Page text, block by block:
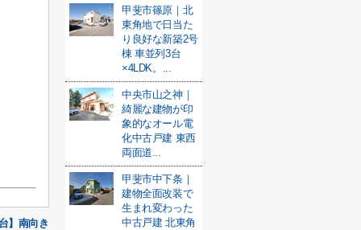
】南向き
甲斐市篠原｜北
東角地で日当た
り良好な新築2号
棟 車並列3台
×4LDK。...
中央市山之神｜
綺麗な建物が印
象的なオール電
化中古戸建 東西
両面道...
甲斐市中下条｜
建物全面改装で
生まれ変わった
中古戸建 北東角